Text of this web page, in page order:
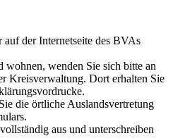
auf der Internetseite des BVAs
wohnen, wenden Sie sich bitte an
Kreisverwaltung. Dort erhalten Sie
die örtliche Auslandsvertretung
aus und unterschreiben